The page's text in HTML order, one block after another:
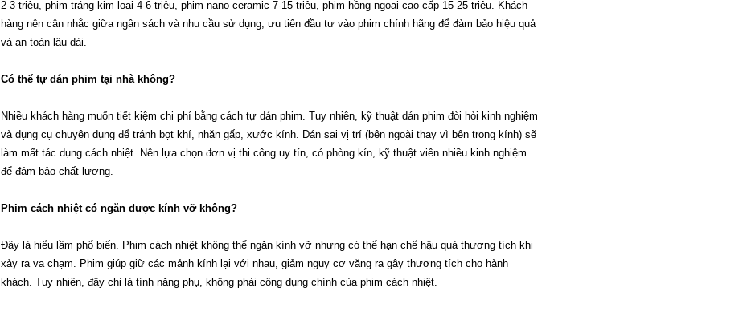
2-3 triệu, phim tráng kim loại 4-6 triệu, phim nano ceramic 7-15 triệu, phim hồng ngoại cao cấp 15-25 triệu. Khách
hàng nên cân nhắc giữa ngân sách và nhu cầu sử dụng, ưu tiên đầu tư vào phim chính hãng để đảm bảo hiệu quả
và an toàn lâu dài.
Có thể tự dán phim tại nhà không?
Nhiều khách hàng muốn tiết kiệm chi phí bằng cách tự dán phim. Tuy nhiên, kỹ thuật dán phim đòi hỏi kinh nghiệm
và dụng cụ chuyên dụng để tránh bọt khí, nhăn gấp, xước kính. Dán sai vị trí (bên ngoài thay vì bên trong kính) sẽ
làm mất tác dụng cách nhiệt. Nên lựa chọn đơn vị thi công uy tín, có phòng kín, kỹ thuật viên nhiều kinh nghiệm
để đảm bảo chất lượng.
Phim cách nhiệt có ngăn được kính vỡ không?
Đây là hiểu lầm phổ biến. Phim cách nhiệt không thể ngăn kính vỡ nhưng có thể hạn chế hậu quả thương tích khi
xảy ra va chạm. Phim giúp giữ các mảnh kính lại với nhau, giảm nguy cơ văng ra gây thương tích cho hành
khách. Tuy nhiên, đây chỉ là tính năng phụ, không phải công dụng chính của phim cách nhiệt.